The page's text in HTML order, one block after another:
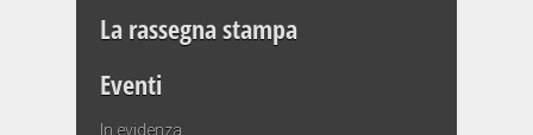
La rassegna stampa
Eventi
In evidenza